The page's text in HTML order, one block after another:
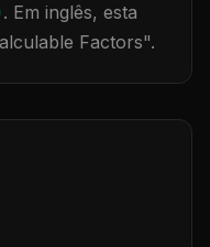
. Em inglês, esta
Factors".